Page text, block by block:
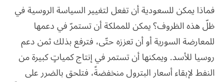
فماذا يمكن للسعودية أن تفعل لتغيير السياسة الروسية في
ظلّ هذه الظروف؟ يمكن للمملكة أن تستمرّ في دعمها
للمعارضة السورية أو أن تعززه حتّى، فترفع بذلك ثمن دعم
روسيا للأسد. ويمكنها أن تستمر في إنتاج كمياتٍ كبيرة من
النفط لإبقاء أسعار البترول منخفضةً، فتلحق بالضرر على